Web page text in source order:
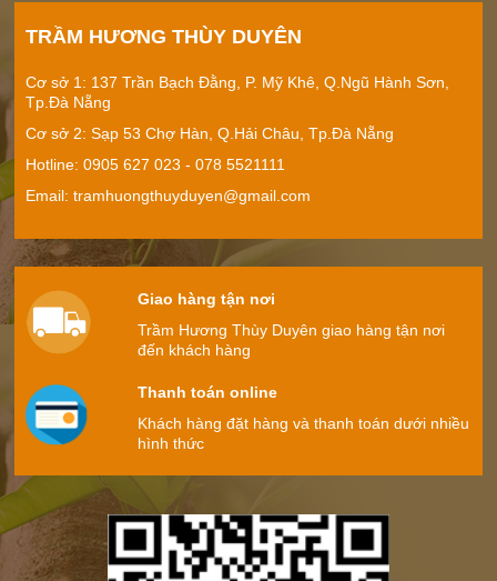
Thác khói phụng hoàng
Giá:Liên hệ
Thác khí xông trầm
Giá:Liên hệ
TRẦM HƯƠNG THÙY DUYÊN
Cơ sở 1: 137 Trần Bạch Đằng, P. Mỹ Khê, Q.Ngũ Hành Sơn,
Tp.Đà Nẵng
Cơ sở 2: Sạp 53 Chợ Hàn, Q.Hải Châu, Tp.Đà Nẵng
Hotline: 0905 627 023 - ‭078 5521111
Email: tramhuongthuyduyen@gmail.com
Giao hàng tận nơi
Trầm Hương Thùy Duyên giao hàng tận nơi
đến khách hàng
Thanh toán online
Khách hàng đặt hàng và thanh toán dưới nhiều
hình thức